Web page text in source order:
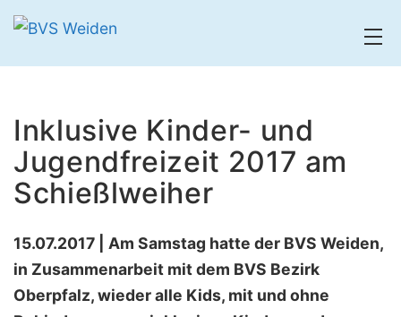
Zum
Inhalt
springen
Inklusive Kinder- und
Jugendfreizeit 2017 am
Schießlweiher
15.07.2017 | Am Samstag hatte der BVS Weiden,
in Zusammenarbeit mit dem BVS Bezirk
Oberpfalz, wieder alle Kids, mit und ohne